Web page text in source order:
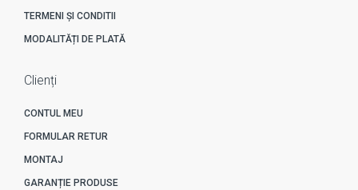
TERMENI ȘI CONDITII
MODALITĂȚI DE PLATĂ
Clienți
CONTUL MEU
FORMULAR RETUR
MONTAJ
GARANȚIE PRODUSE